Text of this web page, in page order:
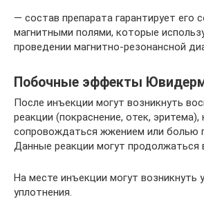
— состав препарата гарантирует его
магнитными полями, которые
проведении магнитно-резонансной
Побочные эффекты
После инъекции могут возникнуть
реакции (покраснение, отек,
сопровождаться жжением или болью
Данные реакции могут продолжаться
На месте инъекции могут возникнуть
уплотнения.